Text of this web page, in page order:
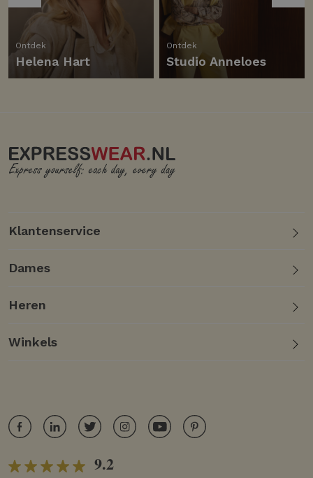
Ontdek
Helena Hart
Ontdek
Studio Anneloes
Klantenservice
Dames
Heren
Winkels
9.2